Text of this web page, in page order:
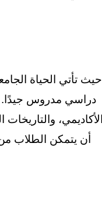
حيث تأتي الحياة
دراسي مدروس جيدًا.
الأكاديمي،
أن يتمكن الطلاب من